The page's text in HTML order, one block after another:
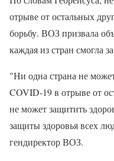
отрыве от остальных
борьбу. ВОЗ призвала
каждая из стран смогла
"Ни одна страна не
COVID-19 в отрыве от
не может защитить
защиты здоровья всех
гендиректор ВОЗ.